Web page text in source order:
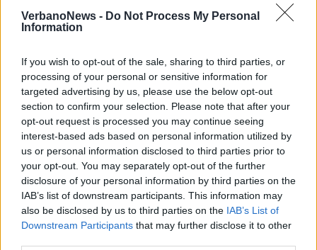
VerbanoNews - Do Not Process My Personal
Information
If you wish to opt-out of the sale, sharing to third parties, or
processing of your personal or sensitive information for
targeted advertising by us, please use the below opt-out
section to confirm your selection. Please note that after your
opt-out request is processed you may continue seeing
interest-based ads based on personal information utilized by
us or personal information disclosed to third parties prior to
your opt-out. You may separately opt-out of the further
disclosure of your personal information by third parties on the
IAB’s list of downstream participants. This information may
also be disclosed by us to third parties on the IAB’s List of
Downstream Participants that may further disclose it to other
Tutti gli eventi
PIÙ INFORMAZIONI SU
covid
mascherine svizzera
LEGGI GLI ALTRI ARTICOLI DI
CANTON TICINO